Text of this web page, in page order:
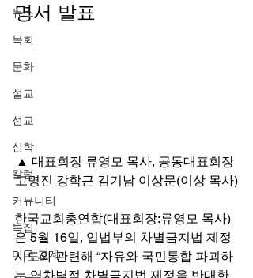
뉴스
목회
문화
설교
선교
신학
칼럼
커뮤니티
특집
미국 교계
명서 발표
▲ 대표회장 류영모 목사, 공동대표회장
고명진 강학근 김기남 이상문(이상 목사)
한국교회총연합(대표회장:류영모 목사)
은 5월 16일, 입법부의 차별금지법 제정
시도와 관련해 “자유와 국민통합 파괴하